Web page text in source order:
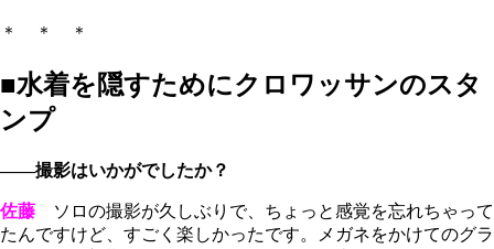
＊ ＊ ＊
■水着を隠すためにクロワッサンのスタ
ンプ
――撮影はいかがでしたか？
佐藤 ソロの撮影が久しぶりで、ちょっと感覚を忘れちゃって
たんですけど、すごく楽しかったです。メガネをかけてのグラ